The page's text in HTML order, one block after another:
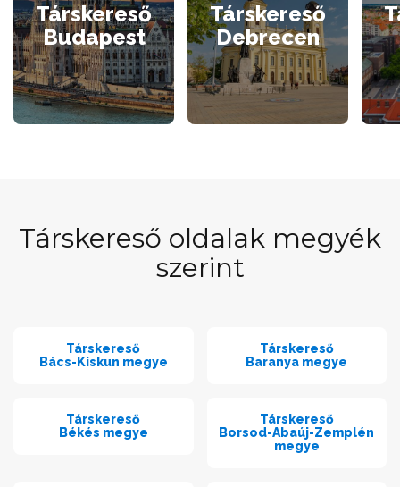
Társkereső
Budapest
Társkereső
Debrecen
Társkereső oldalak megyék
szerint
Társkereső
Bács-Kiskun megye
Társkereső
Baranya megye
Társkereső
Békés megye
Társkereső
Borsod-Abaúj-Zemplén
megye